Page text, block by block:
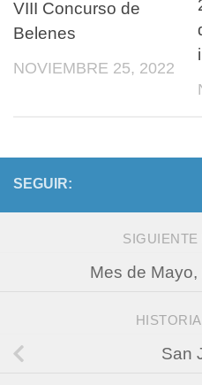
VIII Concurso de
Belenes
NOVIEMBRE 25, 2022
SEGUIR:
Mes de
San